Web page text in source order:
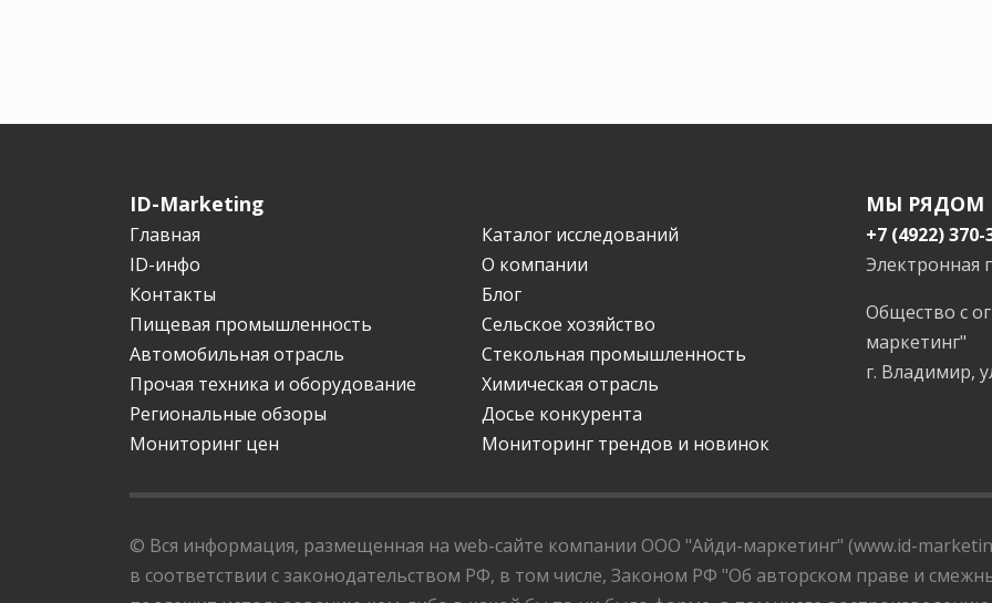
ID-Marketing
Главная
Каталог исследований
ID-инфо
О компании
Контакты
Блог
Пищевая промышленность
Сельское хозяйство
Автомобильная отрасль
Стекольная промышленность
Прочая техника и оборудование
Химическая отрасль
Региональные обзоры
Досье конкурента
Мониторинг цен
Мониторинг трендов и новинок
МЫ РЯДОМ
+7 (4922) 370-
Электронная
Общество с
маркетинг"
г. Владимир,
© Вся информация, размещенная на web-сайте компании ООО "Айди-маркетинг" (www.id-
в соответствии с законодательством РФ, в том числе, Законом РФ "Об авторском праве и